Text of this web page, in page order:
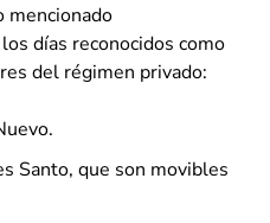
mencionado
días reconocidos como
del régimen privado:
Santo, que son movibles